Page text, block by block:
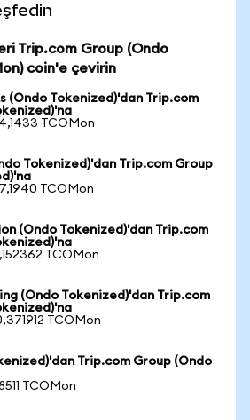
Trip.com Group (Ondo
coin'e çevirin
(Ondo Tokenized)'dan Trip.com
TCOMon
Tokenized)'dan Trip.com Group
TCOMon
(Ondo Tokenized)'dan Trip.com
TCOMon
(Ondo Tokenized)'dan Trip.com
TCOMon
Trip.com Group (Ondo
TCOMon